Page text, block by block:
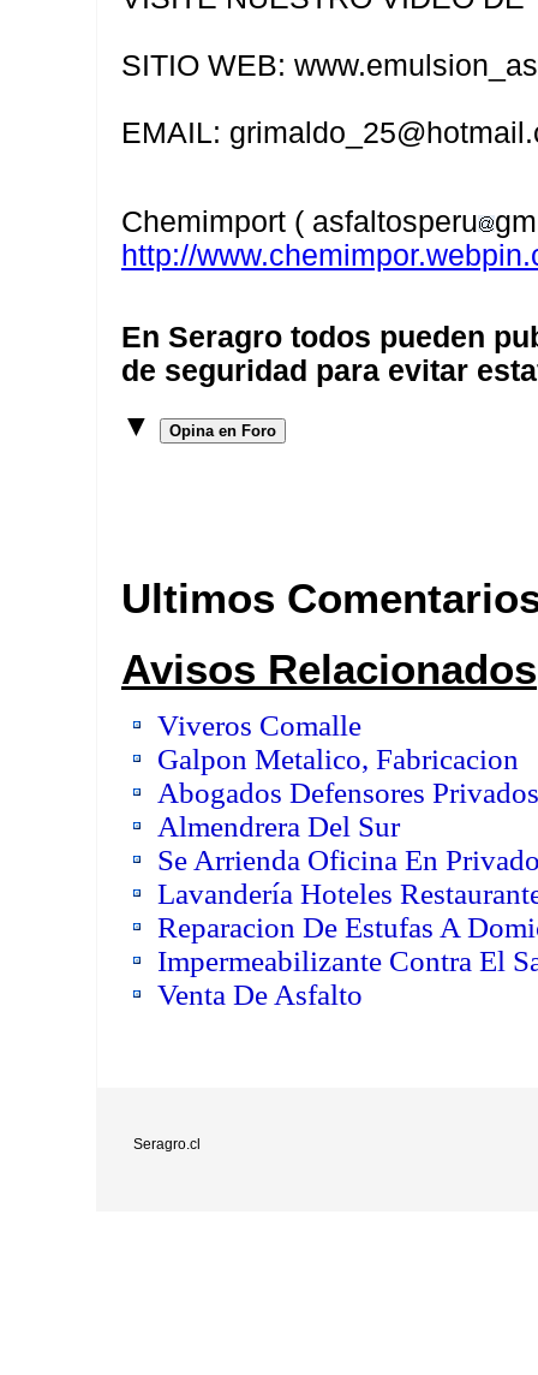
SITIO WEB:
EMAIL:
Chemimport ( asfaltosperu
http://
En Seragro todos pueden
de seguridad para evitar
▼
Opina en Foro
Ultimos
Avisos Relacionados
Viveros Comalle
Galpon Metalico, Fabricacion
Abogados Defensores Privados
Almendrera Del Sur
Se Arrienda Oficina En
Lavandería Hoteles
Reparacion De Estufas A
Impermeabilizante Contra El
Venta De Asfalto
Seragro.cl